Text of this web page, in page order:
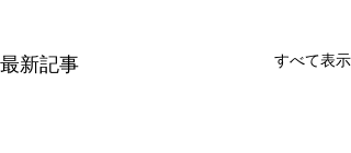
最新記事 すべて表示